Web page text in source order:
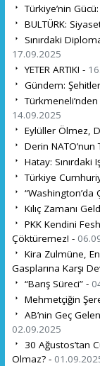
Türkiye’nin
BULTÜRK:
Sınırdaki
17.09.2025
YETER ARTIK! -
Gündem:
14.09.2025
Eylüller Ölmez,
Derin NATO’nun
Hatay: Sınırdaki
Türkiye
“Washington’da
Kılıç Zamanı
PKK Kendini
Çöktüremez! -
Kira Zulmüne,
Gasplarına Karşı
“Barış Süreci” -
Mehmetçiğin
AB’nin Geç
02.09.2025
30 Ağustos’tan
Olmaz? -